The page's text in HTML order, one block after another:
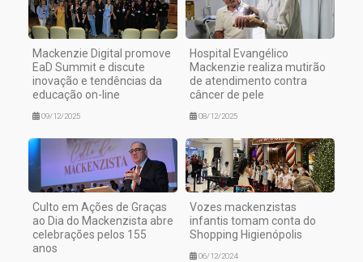
Mackenzie Digital promove
EaD Summit e discute
inovação e tendências da
educação on-line
09/12/2025
Hospital Evangélico
Mackenzie realiza mutirão
de atendimento contra
câncer de pele
08/12/2025
Culto em Ações de Graças
ao Dia do Mackenzista abre
celebrações pelos 155
anos
Vozes mackenzistas
infantis tomam conta do
Shopping Higienópolis
06/12/2024